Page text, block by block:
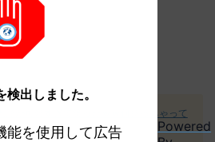
形が可愛すぎて笑ったｗｗ何持っちゃって
出しました。
能を使用して広告
Powered